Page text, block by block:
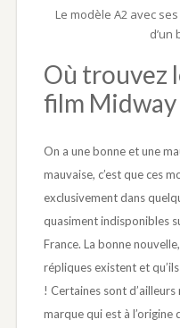
Le modèle A2 avec
d’un
Où trouvez
film Midway
On a une bonne et une
mauvaise, c’est que ces
exclusivement dans
quasiment indisponibles
France. La bonne
répliques existent et
! Certaines sont
marque qui est à